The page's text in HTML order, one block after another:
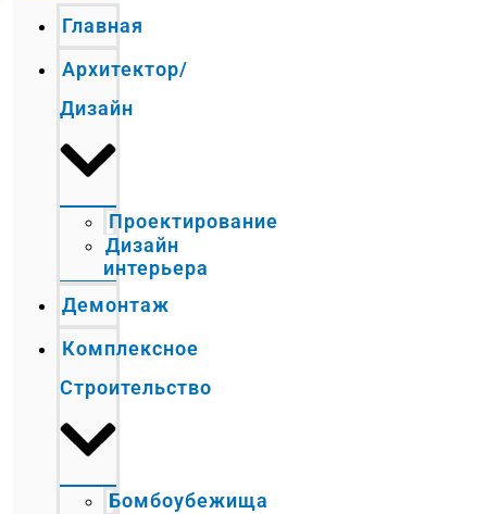
Главная
Архитектор/
Дизайн
Проектирование
Дизайн
интерьера
Демонтаж
Комплексное
Строительство
Бомбоубежища